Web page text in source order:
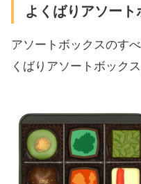
よくばりアソート
アソートボックスのす
くばりアソートボック